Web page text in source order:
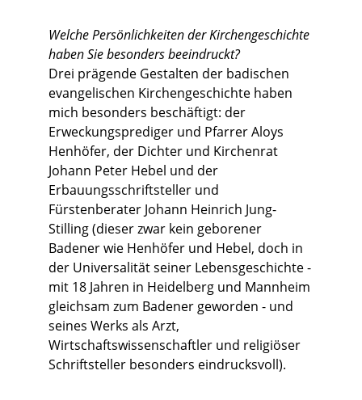
Welche Persönlichkeiten der Kirchengeschichte
haben Sie besonders beeindruckt?
Drei prägende Gestalten der badischen
evangelischen Kirchengeschichte haben
mich besonders beschäftigt: der
Erweckungsprediger und Pfarrer Aloys
Henhöfer, der Dichter und Kirchenrat
Johann Peter Hebel und der
Erbauungsschriftsteller und
Fürstenberater Johann Heinrich Jung-
Stilling (dieser zwar kein geborener
Badener wie Henhöfer und Hebel, doch in
der Universalität seiner Lebensgeschichte -
mit 18 Jahren in Heidelberg und Mannheim
gleichsam zum Badener geworden - und
seines Werks als Arzt,
Wirtschaftswissenschaftler und religiöser
Schriftsteller besonders eindrucksvoll).